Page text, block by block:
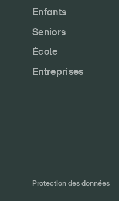
Enfants
Seniors
École
Entreprises
Protection des données